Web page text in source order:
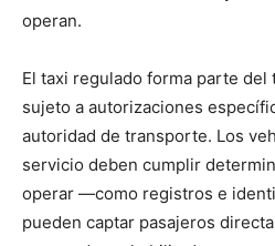
operan.
El taxi regulado forma parte
sujeto a autorizaciones
autoridad de transporte. Los
servicio deben cumplir
operar —como registros e
pueden captar pasajeros